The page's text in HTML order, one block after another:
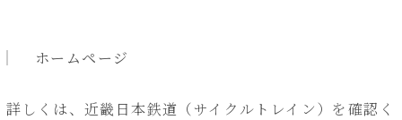
ホームページ
詳しくは、近畿日本鉄道（サイクルトレイン）を確認く